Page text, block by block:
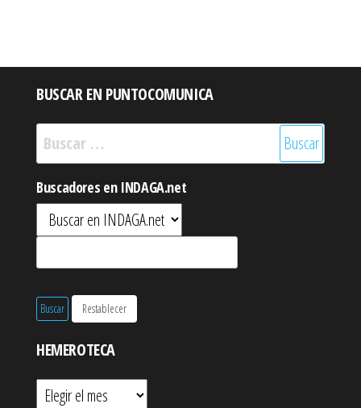
BUSCAR EN PUNTOCOMUNICA
Buscar:
Buscadores en INDAGA.net
HEMEROTECA
Hemeroteca